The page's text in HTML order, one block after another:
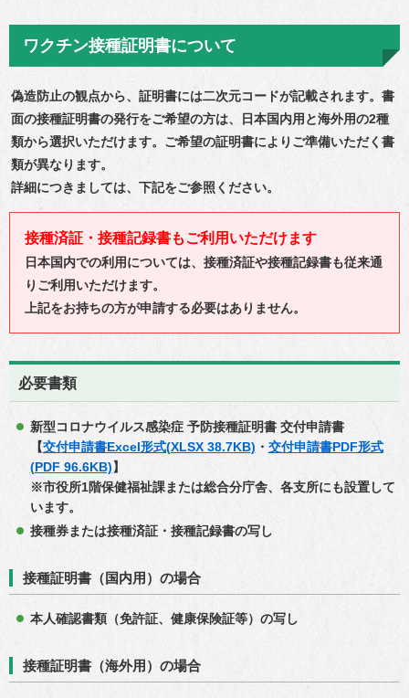
ワクチン接種証明書について
偽造防止の観点から、証明書には二次元コードが記載されます。書
面の接種証明書の発行をご希望の方は、日本国内用と海外用の2種
類から選択いただけます。ご希望の証明書によりご準備いただく書
類が異なります。
詳細につきましては、下記をご参照ください。
接種済証・接種記録書もご利用いただけます
日本国内での利用については、接種済証や接種記録書も従来通
りご利用いただけます。
上記をお持ちの方が申請する必要はありません。
必要書類
新型コロナウイルス感染症 予防接種証明書 交付申請書
【交付申請書Excel形式(XLSX 38.7KB) ・ 交付申請書PDF形式
(PDF 96.6KB)】
※市役所1階保健福祉課または総合分庁舎、各支所にも設置して
います。
接種券または接種済証・接種記録書の写し
接種証明書（国内用）の場合
本人確認書類（免許証、健康保険証等）の写し
接種証明書（海外用）の場合